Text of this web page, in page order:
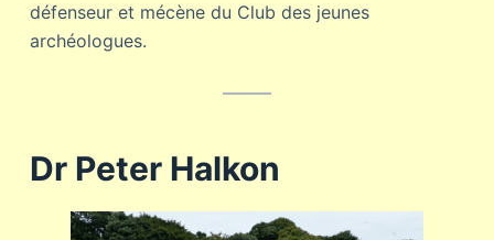
défenseur et mécène du Club des jeunes
archéologues.
Dr Peter Halkon